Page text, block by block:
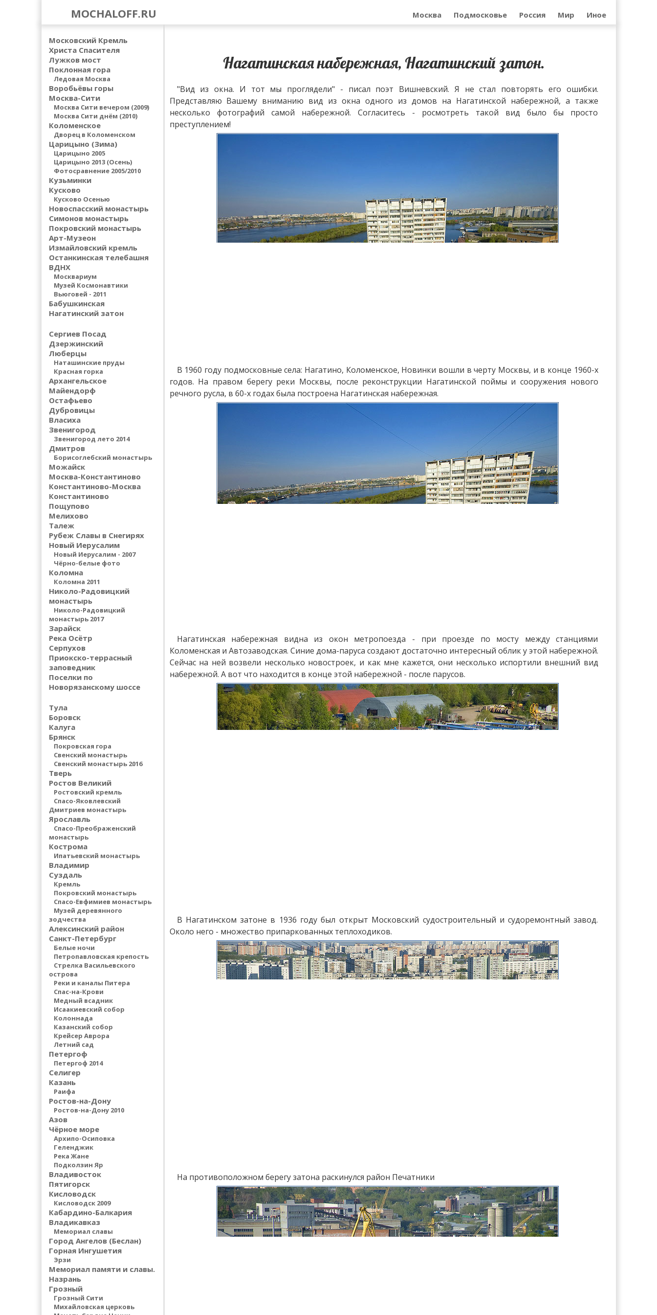
MOCHALOFF.RU Москва Подмосковье Россия Мир Иное
Московский Кремль
Христа Спасителя
Лужков мост
Поклонная гора
Ледовая Москва
Воробьёвы горы
Москва-Сити
Москва Сити вечером (2009)
Москва Сити днём (2010)
Коломенское
Дворец в Коломенском
Царицыно (Зима)
Царицыно 2005
Царицыно 2013 (Осень)
Фотосравнение 2005/2010
Кузьминки
Кусково
Кусково Осенью
Новоспасский монастырь
Симонов монастырь
Покровский монастырь
Арт-Музеон
Измайловский кремль
Останкинская телебашня
ВДНХ
Москвариум
Музей Космонавтики
Вьюговей - 2011
Бабушкинская
Нагатинский затон
Сергиев Посад
Дзержинский
Люберцы
Наташинские пруды
Красная горка
Архангельское
Майендорф
Остафьево
Дубровицы
Власиха
Звенигород
Звенигород лето 2014
Дмитров
Борисоглебский монастырь
Можайск
Москва-Константиново
Константиново-Москва
Константиново
Пощупово
Мелихово
Талеж
Рубеж Славы в Снегирях
Новый Иерусалим
Новый Иерусалим - 2007
Чёрно-белые фото
Коломна
Коломна 2011
Николо-Радовицкий
монастырь
Николо-Радовицкий
монастырь 2017
Зарайск
Река Осётр
Серпухов
Приокско-террасный
заповедник
Поселки по
Новорязанскому шоссе
Тула
Боровск
Калуга
Брянск
Покровская гора
Свенский монастырь
Свенский монастырь 2016
Тверь
Ростов Великий
Ростовский кремль
Спасо-Яковлевский
Дмитриев монастырь
Ярославль
Спасо-Преображенский
монастырь
Кострома
Ипатьевский монастырь
Владимир
Суздаль
Кремль
Покровский монастырь
Спасо-Евфимиев монастырь
Музей деревянного
зодчества
Алексинский район
Санкт-Петербург
Белые ночи
Петропавловская крепость
Стрелка Васильевского
острова
Реки и каналы Питера
Спас-на-Крови
Медный всадник
Исаакиевский собор
Колоннада
Казанский собор
Крейсер Аврора
Летний сад
Петергоф
Петергоф 2014
Селигер
Казань
Раифа
Ростов-на-Дону
Ростов-на-Дону 2010
Азов
Чёрное море
Архипо-Осиповка
Геленджик
Река Жане
Подколзин Яр
Владивосток
Пятигорск
Кисловодск
Кисловодск 2009
Кабардино-Балкария
Владикавказ
Мемориал славы
Город Ангелов (Беслан)
Горная Ингушетия
Эрзи
Мемориал памяти и славы.
Назрань
Грозный
Грозный Сити
Михайловская церковь
Нагатинская набережная, Нагатинский затон.
"Вид из окна. И тот мы проглядели" - писал поэт Вишневский. Я не стал повторять его ошибки.
Представляю Вашему вниманию вид из окна одного из домов на Нагатинской набережной, а также
несколько фотографий самой набережной. Согласитесь - росмотреть такой вид было бы просто
преступлением!
В 1960 году подмосковные села: Нагатино, Коломенское, Новинки вошли в черту Москвы, и в конце 1960-х
годов. На правом берегу реки Москвы, после реконструкции Нагатинской поймы и сооружения нового
речного русла, в 60-х годах была построена Нагатинская набережная.
Нагатинская набережная видна из окон метропоезда - при проезде по мосту между станциями
Коломенская и Автозаводская. Синие дома-паруса создают достаточно интересный облик у этой набережной.
Сейчас на ней возвели несколько новостроек, и как мне кажется, они несколько испортили внешний вид
набережной. А вот что находится в конце этой набережной - после парусов.
В Нагатинском затоне в 1936 году был открыт Московский судостроительный и судоремонтный завод.
Около него - множество припаркованных теплоходиков.
На противоположном берегу затона раскинулся район Печатники